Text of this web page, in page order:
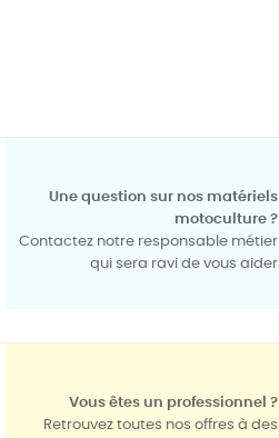
Une question sur nos matériels
motoculture ?
Contactez notre responsable métier
qui sera ravi de vous aider
Vous êtes un professionnel ?
Retrouvez toutes nos offres à des